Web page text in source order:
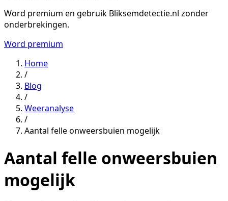
Word premium en gebruik Bliksemdetectie.nl zonder
onderbrekingen.
Word premium
Home
/
Blog
/
Weeranalyse
/
Aantal felle onweersbuien mogelijk
Aantal felle onweersbuien
mogelijk